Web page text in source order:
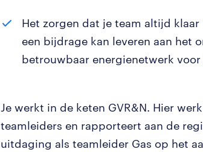
Het zorgen dat je team altijd
een bijdrage kan leveren aan het
betrouwbaar energienetwerk voor
Je werkt in de keten GVR&N. Hier
teamleiders en rapporteert aan de
uitdaging als teamleider Gas op het